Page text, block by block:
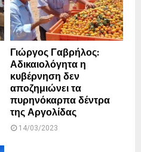
Γιώργος Γαβρήλος:
Αδικαιολόγητα η
κυβέρνηση δεν
αποζημιώνει τα
πυρηνόκαρπα δέντρα
της Αργολίδας
14/03/2023